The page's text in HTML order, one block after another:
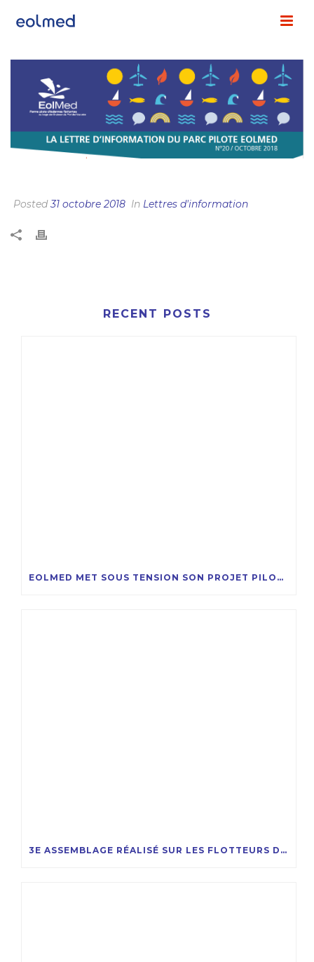
Posted31 octobre 2018 In Lettres d'information
RECENT POSTS
EOLMED MET SOUS TENSION SON PROJET PILOTE D’ÉOLIENNES FLOTTANTES
3E ASSEMBLAGE RÉALISÉ SUR LES FLOTTEURS DU PROJET EOLMED